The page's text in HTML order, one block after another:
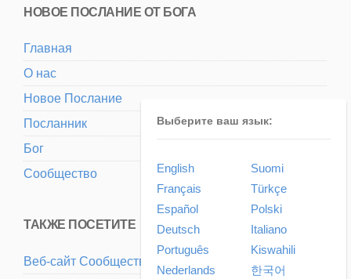
НОВОЕ ПОСЛАНИЕ ОТ БОГА
Главная
О нас
Новое Послание
Посланник
Бог
Сообщество
ТАКЖЕ ПОСЕТИТЕ
Веб-сайт Cообщества (aнгл.)
Выберите ваш язык:
English
Français
Español
Deutsch
Português
Nederlands
Suomi
Türkçe
Polski
Italiano
Kiswahili
한국어